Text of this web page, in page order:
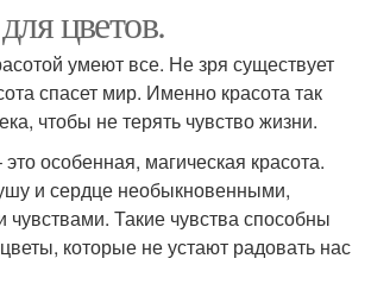
цветов.
умеют все. Не зря существует
спасет мир. Именно красота так
чтобы не терять чувство жизни.
особенная, магическая красота.
и сердце необыкновенными,
чувствами. Такие чувства способны
которые не устают радовать нас